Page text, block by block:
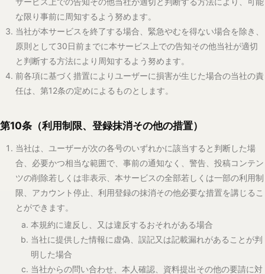
当社に提供した情報に虚偽、誤記又は記載漏れがあることが判
明した場合
当社からの問い合わせ、本人確認、資料提出その他の要請に対
し、相当期間を定めたうえで回答を求めたにもかかわらず、正
当な理由なく応答しない場合
反社会的勢力等に該当し、又はこれらと関与していると合理的
に認められる場合
断した場合
当社は、前項の措置を講じた場合、可能な範囲でその旨を通知する
よう努めます。ただし、通知を行うことが本サービスの運営、第三
者の権利保護又は調査の実施に支障を及ぼすおそれがある場合はこ
ユーザーが本規約に違反したことにより、当社又は第三者に損害が
生じた場合、当該ユーザーはその損害を賠償するものとします。
第11条（退会）
登録ユーザーは、当社所定の方法により、いつでも退会することが